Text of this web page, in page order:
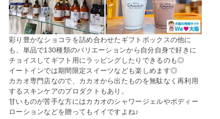
彩り豊かなショコラを詰め合わせたギフトボックスの他に
も、単品で130種類のバリエーションから自分自身で好きに
チョイスしてギフト用にラッピングしたりできるのも◎
イートインでは期間限定スイーツなども楽しめます◎
カカオ専門店なので、カカオから出たものを無駄なく再利用
するスキンケアのプロダクトもあり。
甘いものが苦手な方にはカカオのシャワージェルやボディー
ローションなどを贈ってもイイですよね♪